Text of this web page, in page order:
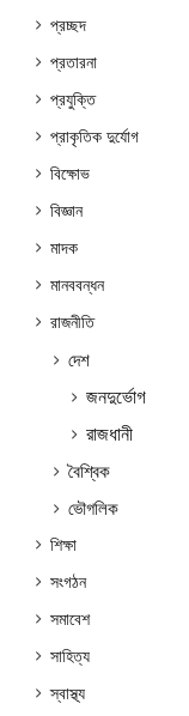
প্রচ্ছদ
প্রতারনা
প্রযুক্তি
প্রাকৃতিক দুর্যোগ
বিক্ষোভ
বিজ্ঞান
মাদক
মানববন্ধন
রাজনীতি
দেশ
জনদুর্ভোগ
রাজধানী
বৈশ্বিক
ভৌগলিক
শিক্ষা
সংগঠন
সমাবেশ
সাহিত্য
স্বাস্থ্য